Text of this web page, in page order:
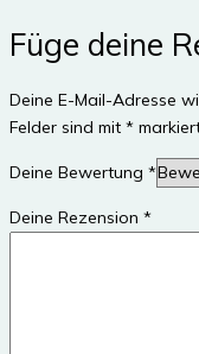
Füge deine
Deine E-Mail-Adresse
Felder sind mit *
Deine Bewertung *
Deine Rezension *